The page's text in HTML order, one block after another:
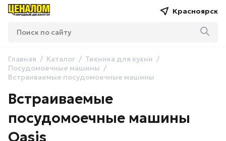
Красноярск
Главная Каталог
Техника для кухни
Посудомоечные машины
Встраиваемые посудомоечные машины
Встраиваемые
посудомоечные машины
Oasis